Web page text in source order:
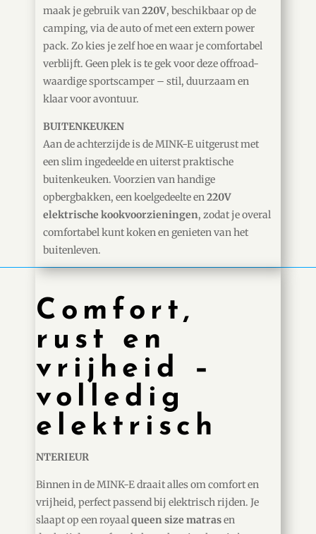
maak je gebruik van220V, beschikbaar op de
camping, via de auto of met een extern power
pack. Zo kies je zelf hoe en waar je comfortabel
verblijft. Geen plek is te gek voor deze offroad-
waardige sportscamper – stil, duurzaam en
klaar voor avontuur.
BUITENKEUKEN
Aan de achterzijde is de MINK-E uitgerust met
een slim ingedeelde en uiterst praktische
buitenkeuken. Voorzien van handige
opbergbakken, een koelgedeelte en220V
elektrische kookvoorzieningen, zodat je overal
comfortabel kunt koken en genieten van het
buitenleven.
Comfort,
rust en
vrijheid –
volledig
elektrisch
NTERIEUR
Binnen in de MINK-E draait alles om comfort en
vrijheid, perfect passend bij elektrisch rijden. Je
slaapt op een royaalqueen size matrasen